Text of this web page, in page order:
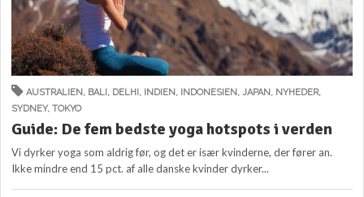
AUSTRALIEN , BALI , DELHI , INDIEN , INDONESIEN , JAPAN , NYHEDER,
SYDNEY,TOKYO
Guide: De fem bedste yoga hotspots i verden
Vi dyrker yoga som aldrig før, og det er især kvinderne, der fører an.
Ikke mindre end 15 pct. af alle danske kvinder dyrker...